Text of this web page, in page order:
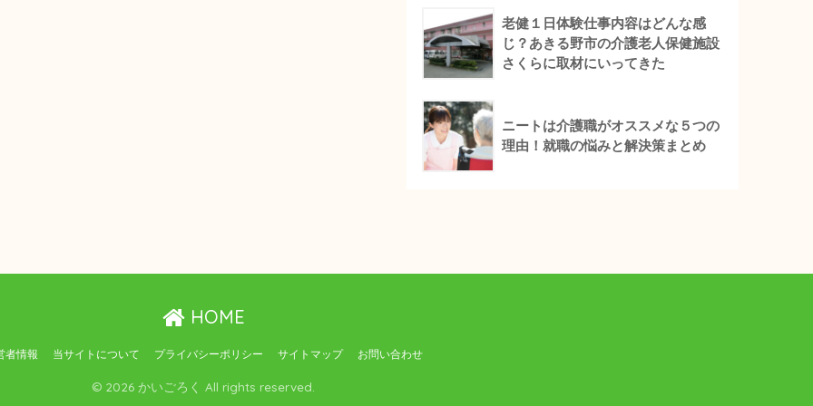
老健１日体験仕事内容はどんな感
じ？あきる野市の介護老人保健施設
さくらに取材にいってきた
ニートは介護職がオススメな５つの
理由！就職の悩みと解決策まとめ
HOME
者情報 当サイトについて プライバシーポリシー サイトマップ お問い合わせ
© 2026 かいごろく All rights reserved.